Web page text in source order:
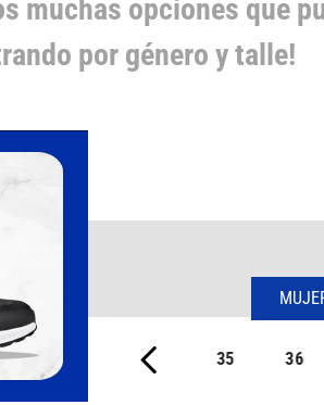
muchas opciones que
por género y talle!
35 36